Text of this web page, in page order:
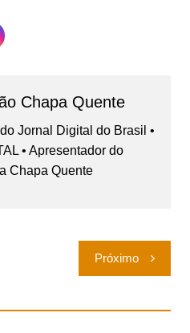
Chapa Quente
Jornal Digital do Brasil •
• Apresentador do
Chapa Quente
Próximo